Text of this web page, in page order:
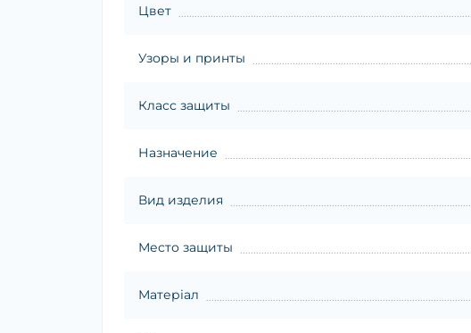
Цвет
Узоры и принты
Класс защиты
Назначение
Вид изделия
Место защиты
Матеріал